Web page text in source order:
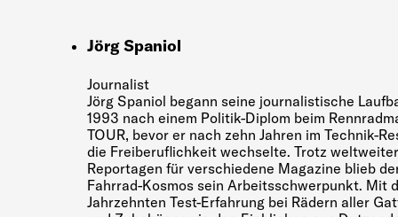
Jörg Spaniol
Journalist
Jörg Spaniol begann seine journalistische
1993 nach einem Politik-Diplom beim
TOUR, bevor er nach zehn Jahren im Technik-
die Freiberuflichkeit wechselte. Trotz weltweiter
Reportagen für verschiedene Magazine blieb
Fahrrad-Kosmos sein Arbeitsschwerpunkt. Mit
Jahrzehnten Test-Erfahrung bei Rädern aller